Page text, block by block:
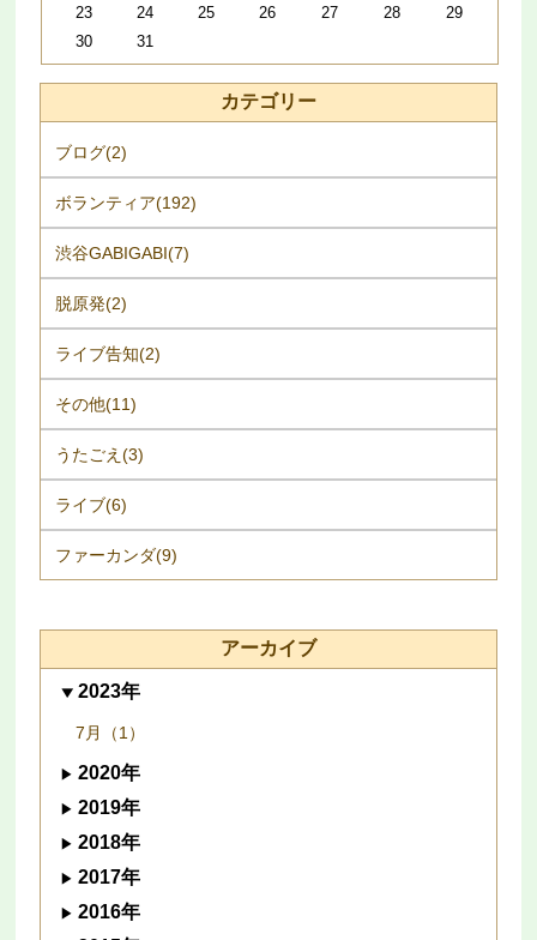
23
24 25 26 27 28
29
30
31
カテゴリー
ブログ(2)
ボランティア(192)
渋谷GABIGABI(7)
脱原発(2)
ライブ告知(2)
その他(11)
うたごえ(3)
ライブ(6)
ファーカンダ(9)
アーカイブ
2023年
7月（1）
2020年
2019年
2018年
2017年
2016年